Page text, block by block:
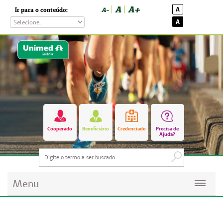
Ir para o conteúdo: A- A A+
A
A
Cooperado Beneficiário Credenciado
Precisa de
Ajuda?
Menu